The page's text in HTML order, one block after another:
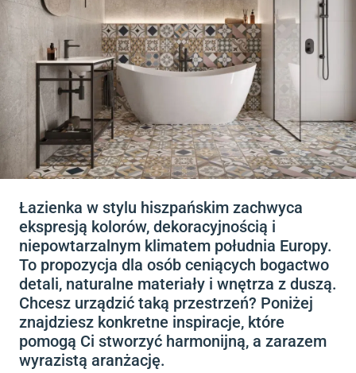
Łazienka w stylu hiszpańskim zachwyca
ekspresją kolorów, dekoracyjnością i
niepowtarzalnym klimatem południa Europy.
To propozycja dla osób ceniących bogactwo
detali, naturalne materiały i wnętrza z duszą.
Chcesz urządzić taką przestrzeń? Poniżej
znajdziesz konkretne inspiracje, które
pomogą Ci stworzyć harmonijną, a zarazem
wyrazistą aranżację.